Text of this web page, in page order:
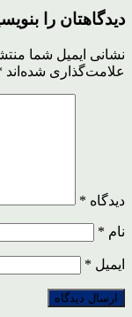
دیدگاهتان را
نشانی ایمیل شما
علامت‌گذاری شده‌اند
دیدگاه *
نام *
ایمیل *